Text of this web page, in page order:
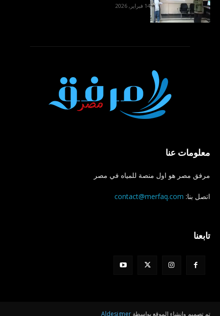
14 فبراير, 2026
معلومات عنا
مرفق مصر هو اول منصة للمياه في مصر
اتصل بنا: contact@merfaq.com
تابعنا
تم تصميم وإنشاء الموقع بواسطة Aldesigner